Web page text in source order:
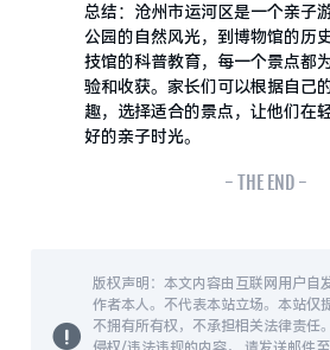
总结：沧州市运河区是一个亲子
公园的自然风光，到博物馆的历
技馆的科普教育，每一个景点都
验和收获。家长们可以根据自己
趣，选择适合的景点，让他们在
好的亲子时光。
- THE END -
版权声明：本文内容由互联网用户自
作者本人。不代表本站立场。本站仅
不拥有所有权，不承担相关法律责任